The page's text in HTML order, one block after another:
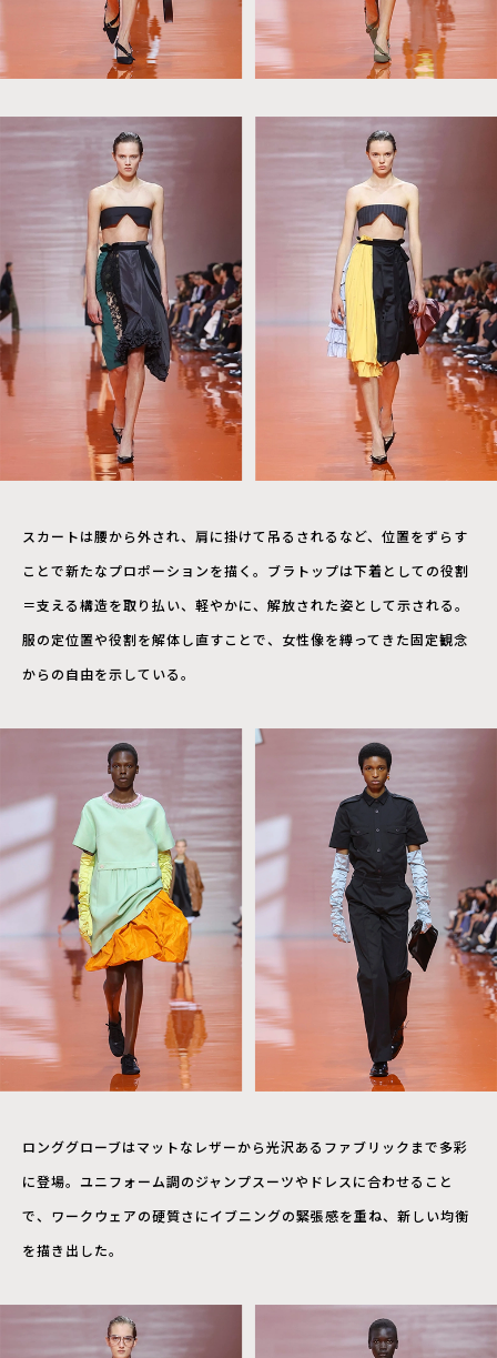
スカートは腰から外され、肩に掛けて吊るされるなど、位置をずらす
ことで新たなプロポーションを描く。ブラトップは下着としての役割
＝支える構造を取り払い、軽やかに、解放された姿として示される。
服の定位置や役割を解体し直すことで、女性像を縛ってきた固定観念
からの自由を示している。
ロンググローブはマットなレザーから光沢あるファブリックまで多彩
に登場。ユニフォーム調のジャンプスーツやドレスに合わせること
で、ワークウェアの硬質さにイブニングの緊張感を重ね、新しい均衡
を描き出した。